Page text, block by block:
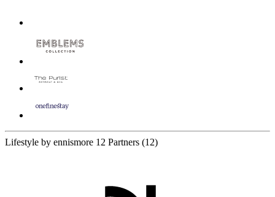
Lifestyle by ennismore 12 Partners (12)